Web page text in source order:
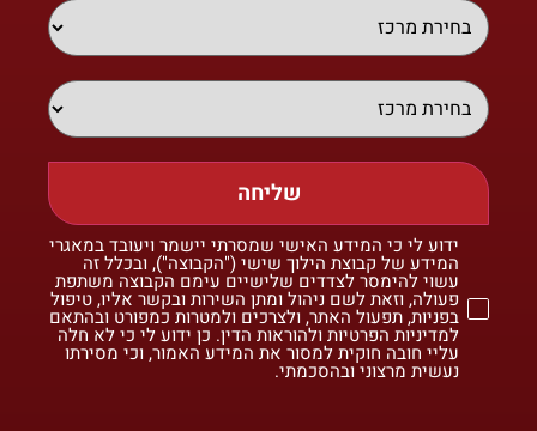
שליחה
ידוע לי כי המידע האישי שמסרתי יישמר ויעובד במאגרי
המידע של קבוצת הילוך שישי ("הקבוצה"), ובכלל זה
עשוי להימסר לצדדים שלישיים עימם הקבוצה משתפת
פעולה, וזאת לשם ניהול ומתן השירות ובקשר אליו, טיפול
בפניות, תפעול האתר, ולצרכים ולמטרות כמפורט ובהתאם
למדיניות הפרטיות ולהוראות הדין. כן ידוע לי כי לא חלה
עליי חובה חוקית למסור את המידע האמור, וכי מסירתו
נעשית מרצוני ובהסכמתי.